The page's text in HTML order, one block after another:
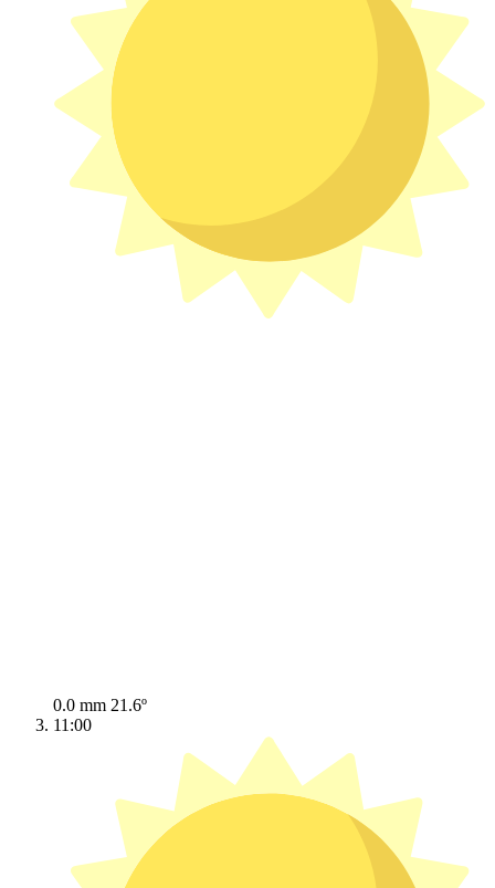
0.0 mm 21.6º
11:00